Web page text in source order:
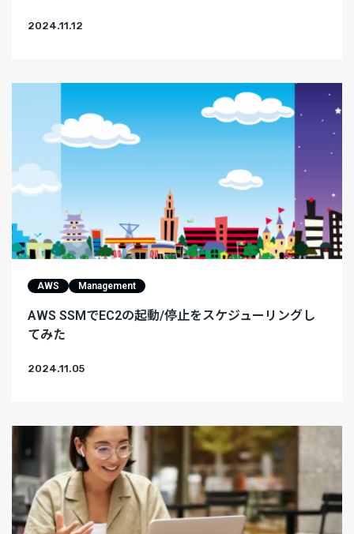
2024.11.12
AWS Management
AWS SSMでEC2の起動/停止をスケジューリングし
てみた
2024.11.05